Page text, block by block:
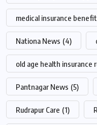
medical insurance
Nationa News (4)
old age health insurance
Pantnagar News (5)
Rudrapur Care (1)